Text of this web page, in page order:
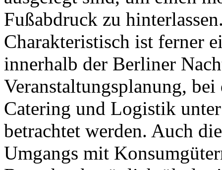
Fußabdruck zu
Charakteristisch ist ferner
innerhalb der Berliner
Veranstaltungsplanung,
Catering und Logistik
betrachtet werden. Auch
Umgangs mit